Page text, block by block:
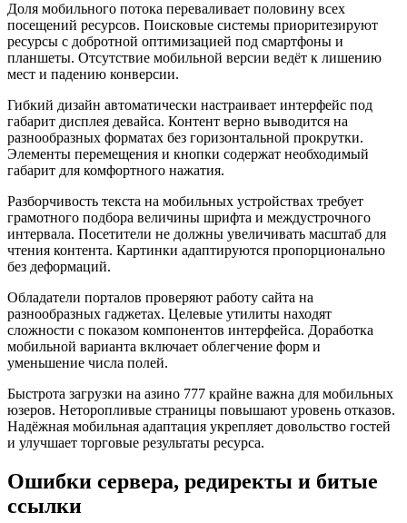
Доля мобильного потока переваливает половину всех
посещений ресурсов. Поисковые системы приоритезируют
ресурсы с добротной оптимизацией под смартфоны и
планшеты. Отсутствие мобильной версии ведёт к лишению
мест и падению конверсии.
Гибкий дизайн автоматически настраивает интерфейс под
габарит дисплея девайса. Контент верно выводится на
разнообразных форматах без горизонтальной прокрутки.
Элементы перемещения и кнопки содержат необходимый
габарит для комфортного нажатия.
Разборчивость текста на мобильных устройствах требует
грамотного подбора величины шрифта и междустрочного
интервала. Посетители не должны увеличивать масштаб для
чтения контента. Картинки адаптируются пропорционально
без деформаций.
Обладатели порталов проверяют работу сайта на
разнообразных гаджетах. Целевые утилиты находят
сложности с показом компонентов интерфейса. Доработка
мобильной варианта включает облегчение форм и
уменьшение числа полей.
Быстрота загрузки на азино 777 крайне важна для мобильных
юзеров. Неторопливые страницы повышают уровень отказов.
Надёжная мобильная адаптация укрепляет довольство гостей
и улучшает торговые результаты ресурса.
Ошибки сервера, редиректы и битые
ссылки